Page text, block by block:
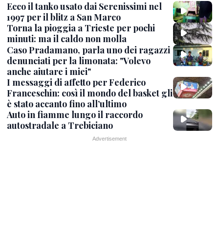
Ecco il tanko usato dai Serenissimi nel
1997 per il blitz a San Marco
Torna la pioggia a Trieste per pochi
minuti: ma il caldo non molla
Caso Pradamano, parla uno dei ragazzi
denunciati per la limonata: "Volevo
anche aiutare i miei"
I messaggi di affetto per Federico
Franceschin: così il mondo del basket gli
è stato accanto fino all’ultimo
Auto in fiamme lungo il raccordo
autostradale a Trebiciano